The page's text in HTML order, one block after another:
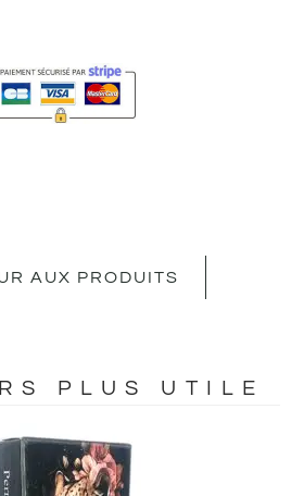
AUX PRODUITS
PLUS UTILE